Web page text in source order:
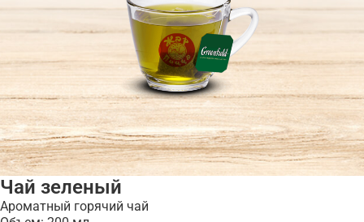
Чай зеленый
Ароматный горячий чай